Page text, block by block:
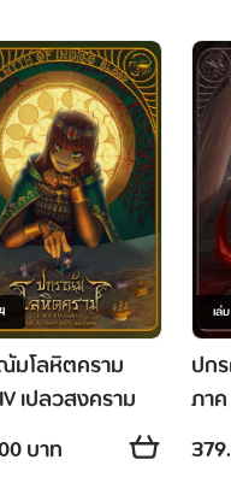
จยิ่งกว่าใคร
เป็นเถ้าถ่าน
อครั้งอดีตกาล
[ Black Ancient
2750฿ เท่านั้น)
ยนได้ 254฿)
ยนได้ 254฿)
4
มโลหิตคราม
เปลวสงคราม
บาท
เล่ม
ปก
ภา
(จบ)